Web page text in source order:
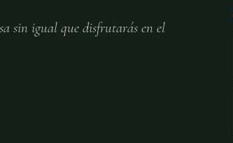
sin igual que disfrutarás en el